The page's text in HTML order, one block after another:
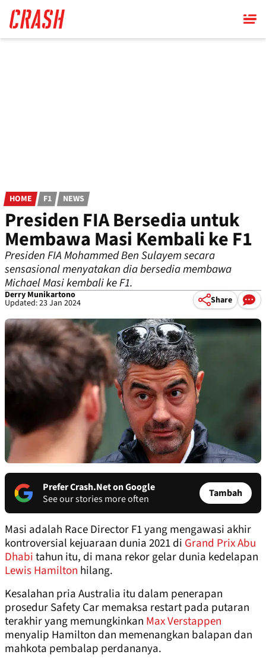
main
content
HOME F1 NEWS
Presiden FIA Bersedia untuk
Membawa Masi Kembali ke F1
Presiden FIA Mohammed Ben Sulayem secara
sensasional menyatakan dia bersedia membawa
Michael Masi kembali ke F1.
Derry Munikartono
Updated: 23 Jan 2024 Share
Prefer Crash.Net on Google
See our stories more often
Tambah
Masi adalah Race Director F1 yang mengawasi akhir
kontroversial kejuaraan dunia 2021 di Grand Prix Abu
Dhabitahun itu, di mana rekor gelar dunia kedelapan
Lewis Hamilton hilang.
Kesalahan pria Australia itu dalam penerapan
prosedur Safety Car memaksa restart pada putaran
terakhir yang memungkinkan Max Verstappen
menyalip Hamilton dan memenangkan balapan dan
mahkota pembalap perdananya.